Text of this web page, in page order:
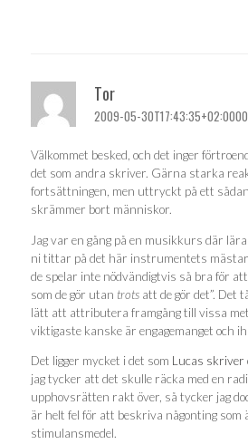
Tor
2009-05-
Välkommet besked, och det inger
det som andra skriver. Gärna starka
fortsättningen, men uttryckt på ett
skrämmer bort människor.
Jag var en gång på en musikkurs där
ni tittar på det här instrumentets
de spelar inte nödvändigtvis så bra för
som de gör utan trots att de gör det”. Det
lätt att attributera framgång till vissa
viktigaste kanske är engagemanget och
Det ligger mycket i det som Lucas skriver
jag tycker att det skulle räcka med en
upphovsrätten rakt över, så tycker jag
är helt fel för att beskriva någonting
stimulansmedel.